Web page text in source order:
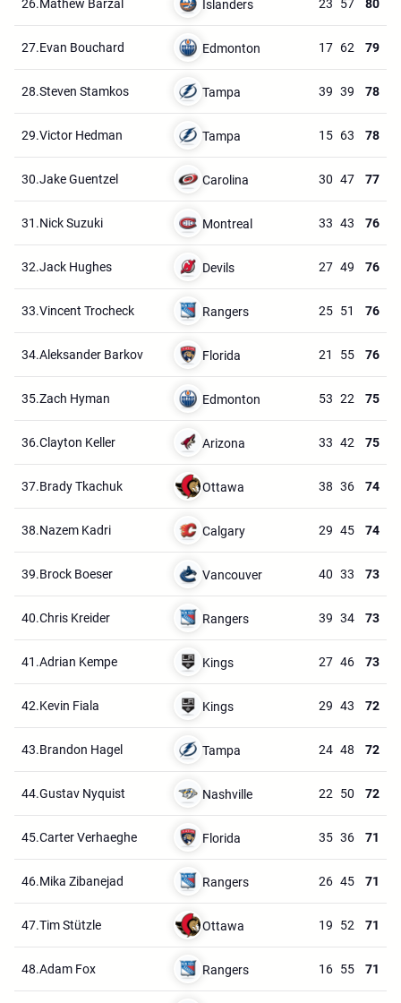
26.Mathew Barzal Islanders 23 57 80
27.Evan Bouchard Edmonton 17 62 79
28.Steven Stamkos Tampa 39 39 78
29.Victor Hedman Tampa 15 63 78
30.Jake Guentzel Carolina 30 47 77
31.Nick Suzuki Montreal 33 43 76
32.Jack Hughes Devils 27 49 76
33.Vincent Trocheck Rangers 25 51 76
34.Aleksander Barkov Florida 21 55 76
35.Zach Hyman Edmonton 53 22 75
36.Clayton Keller Arizona 33 42 75
37.Brady Tkachuk Ottawa 38 36 74
38.Nazem Kadri Calgary 29 45 74
39.Brock Boeser Vancouver 40 33 73
40.Chris Kreider Rangers 39 34 73
41.Adrian Kempe Kings 27 46 73
42.Kevin Fiala Kings 29 43 72
43.Brandon Hagel Tampa 24 48 72
44.Gustav Nyquist Nashville 22 50 72
45.Carter Verhaeghe Florida 35 36 71
46.Mika Zibanejad Rangers 26 45 71
47.Tim Stützle Ottawa 19 52 71
48.Adam Fox Rangers 16 55 71